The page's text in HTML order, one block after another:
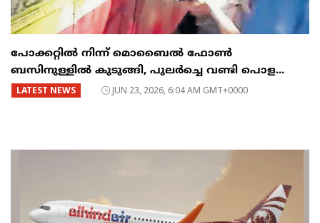
പോക്കറ്റിൽ നിന്ന് മൊബൈൽ ഫോൺ
ബസിനുള്ളിൽ കുടുങ്ങി, പുലർച്ചെ വണ്ടി പൊള...
LATEST NEWS JUN 23, 2026, 6:04 AM GMT+0000